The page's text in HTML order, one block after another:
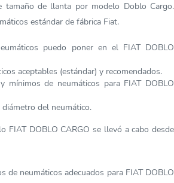
tamaño de llanta por modelo Doblo Cargo.
estándar de fábrica Fiat.
puedo poner en el FIAT DOBLO
aceptables (estándar) y recomendados.
mínimos de neumáticos para FIAT DOBLO
del neumático.
FIAT DOBLO CARGO se llevó a cabo desde
de neumáticos adecuados para FIAT DOBLO